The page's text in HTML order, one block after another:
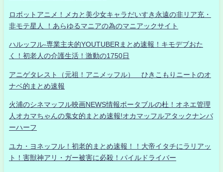
ロボットアニメ！メカと美少女キャラだいすき永遠の非リア充・
非モテ星人 ！あらゆるマニアの為のマニアックサイト
ハルッフル-専業主夫的YOUTUBERまとめ速報！キモデブおた
く！初老人の介護生活！激動の1750日
アニゲタレスト（元祖！アニメッフル） ひきこもりニートのオ
ナベ的まとめ速報
火浦のシネマッフル映画NEWS情報ポータブルの杜！オネエ管理
人オカマちゃんの鬼女的まとめ速報!オカマッフルアタックナンバ
ーハーフ
ユカ・ヨネッフル！初老的まとめ速報！！大帝イタチにラリアッ
ト！害獣神アリ・ガー被害に必殺！パイルドライバー